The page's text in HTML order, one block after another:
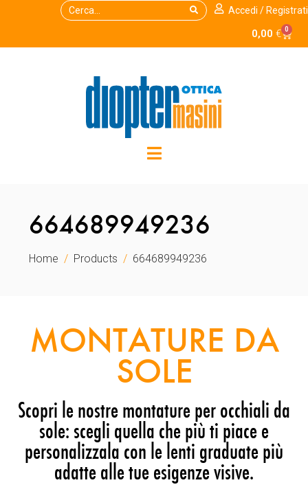
Accedi / Registrati
0,00 € 0
664689949236
Home Products 664689949236
MONTATURE DA
SOLE
Scopri le nostre montature per occhiali da
sole: scegli quella che più ti piace e
personalizzala con le lenti graduate più
adatte alle tue esigenze visive.